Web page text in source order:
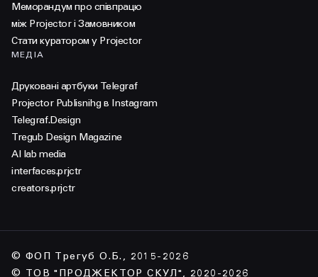
Меморандум про співпрацю
між Projector і Замовником
Стати куратором у Projector
МЕДІА
Друковані артбуки Telegraf
Projector Publisnihg в Instagram
Telegraf.Design
Tregub Design Magazine
AI lab media
interfaces.prjctr
creators.prjctr
© ФОП Трегуб О.Б., 2015-2026
© ТОВ "ПРОДЖЕКТОР СКУЛ", 2020-2026